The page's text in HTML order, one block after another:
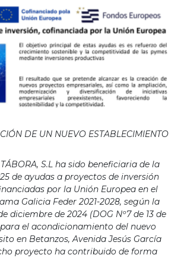
DE UN NUEVO ESTABLECIMIENTO
TÁBORA, S.L ha sido beneficiaria de la
de ayudas a proyectos de inversión
por la Unión Europea en el
Galicia Feder 2021-2028, según la
diciembre de 2024 (DOG Nº7 de 13 de
para el acondicionamiento del nuevo
en Betanzos, Avenida Jesús García
proyecto ha contribuido de forma